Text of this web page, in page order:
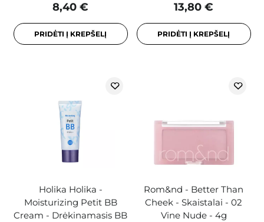
8,40 €
PRIDĖTI Į KREPŠELĮ
13,80 €
PRIDĖTI Į KREPŠELĮ
Holika Holika -
Moisturizing Petit BB
Cream - Drėkinamasis BB
Rom&nd - Better Than
Cheek - Skaistalai - 02
Vine Nude - 4g